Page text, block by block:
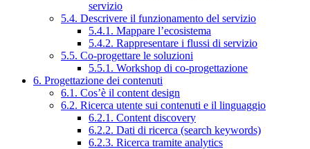
servizio
5.4. Descrivere il funzionamento del servizio
5.4.1. Mappare l’ecosistema
5.4.2. Rappresentare i flussi di servizio
5.5. Co-progettare le soluzioni
5.5.1. Workshop di co-progettazione
6. Progettazione dei contenuti
6.1. Cos’è il content design
6.2. Ricerca utente sui contenuti e il linguaggio
6.2.1. Content discovery
6.2.2. Dati di ricerca (search keywords)
6.2.3. Ricerca tramite analytics